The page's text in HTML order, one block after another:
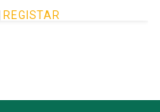
REGISTAR